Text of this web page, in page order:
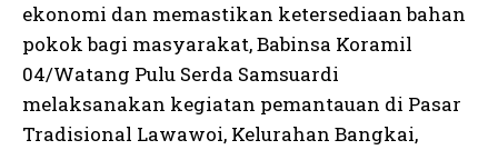
ekonomi dan memastikan ketersediaan bahan
pokok bagi masyarakat, Babinsa Koramil
04/Watang Pulu Serda Samsuardi
melaksanakan kegiatan pemantauan di Pasar
Tradisional Lawawoi, Kelurahan Bangkai,